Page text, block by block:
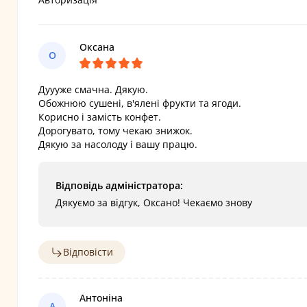
О
Оксана
Дуууже смачна. Дякую.
Обожнюю сушені, в'ялені фрукти та ягоди.
Корисно і замість конфет.
Дорогувато, тому чекаю знижок.
Дякую за насолоду і вашу працю.
Відповідь адміністратора:
Дякуємо за відгук, Оксано! Чекаємо знову
Відповісти
Антоніна